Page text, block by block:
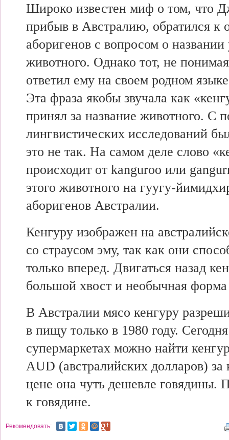
Широко известен миф о том, что
прибыв в Австралию, обратился к
аборигенов с вопросом о
животного. Однако тот, не
ответил ему на своем родном
Эта фраза якобы звучала как
принял за название животного. С
лингвистических исследований
это не так. На самом деле слово
происходит от kanguroo или
этого животного на гуугу-
аборигенов Австралии.
Кенгуру изображен на
со страусом эму, так как они
только вперед. Двигаться назад
большой хвост и необычная форма
В Австралии мясо кенгуру
в пищу только в 1980 году.
супермаркетах можно найти
AUD (австралийских долларов)
цене она чуть дешевле говядины.
к говядине.
Рекомендовать: